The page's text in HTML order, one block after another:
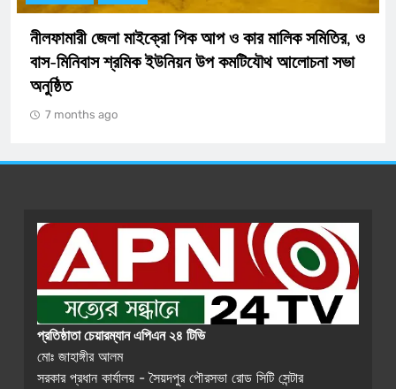
ও কার মালিক সমিতির, ও
কমটিযৌথ আলোচনা সভা
ডিজিটাল নিরাপত্তায় এক ধাপ
যুক্ত হচ্ছে আধুনিক ‘সাইবার সেল’
প্রতিষ্ঠাতা চেয়ারম্যান এপিএন ২৪ টিভি
মোঃ জাহাঙ্গীর আলম
সরকার প্রধান কার্যালয় - সৈয়দপুর পৌরসভা রোড সিটি সেন্টার